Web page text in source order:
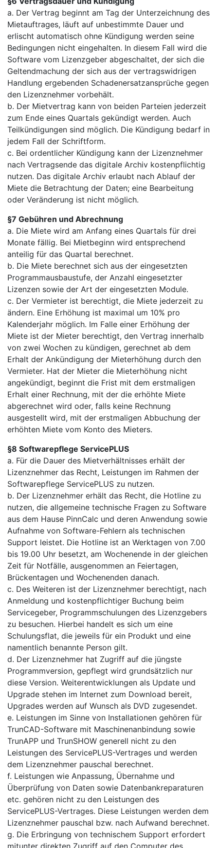
a. Der Vertrag beginnt am Tag der Unterzeichnung des
Mietauftrages, läuft auf unbestimmte Dauer und
erlischt automatisch ohne Kündigung werden seine
Bedingungen nicht eingehalten. In diesem Fall wird die
Software vom Lizenzgeber abgeschaltet, der sich die
Geltendmachung der sich aus der vertragswidrigen
Handlung ergebenden Schadenersatzansprüche gegen
den Lizenznehmer vorbehält.
b. Der Mietvertrag kann von beiden Parteien jederzeit
zum Ende eines Quartals gekündigt werden. Auch
Teilkündigungen sind möglich. Die Kündigung bedarf in
jedem Fall der Schriftform.
c. Bei ordentlicher Kündigung kann der Lizenznehmer
nach Vertragsende das digitale Archiv kostenpflichtig
nutzen. Das digitale Archiv erlaubt nach Ablauf der
Miete die Betrachtung der Daten; eine Bearbeitung
oder Veränderung ist nicht möglich.
§7 Gebühren und Abrechnung
a. Die Miete wird am Anfang eines Quartals für drei
Monate fällig. Bei Mietbeginn wird entsprechend
anteilig für das Quartal berechnet.
b. Die Miete berechnet sich aus der eingesetzten
Programmausbaustufe, der Anzahl eingesetzter
Lizenzen sowie der Art der eingesetzten Module.
c. Der Vermieter ist berechtigt, die Miete jederzeit zu
ändern. Eine Erhöhung ist maximal um 10% pro
Kalenderjahr möglich. Im Falle einer Erhöhung der
Miete ist der Mieter berechtigt, den Vertrag innerhalb
von zwei Wochen zu kündigen, gerechnet ab dem
Erhalt der Ankündigung der Mieterhöhung durch den
Vermieter. Hat der Mieter die Mieterhöhung nicht
angekündigt, beginnt die Frist mit dem erstmaligen
Erhalt einer Rechnung, mit der die erhöhte Miete
abgerechnet wird oder, falls keine Rechnung
ausgestellt wird, mit der erstmaligen Abbuchung der
erhöhten Miete vom Konto des Mieters.
§8 Softwarepflege ServicePLUS
a. Für die Dauer des Mietverhältnisses erhält der
Lizenznehmer das Recht, Leistungen im Rahmen der
Softwarepflege ServicePLUS zu nutzen.
b. Der Lizenznehmer erhält das Recht, die Hotline zu
nutzen, die allgemeine technische Fragen zu Software
aus dem Hause PinnCalc und deren Anwendung sowie
Aufnahme von Software-Fehlern als technischen
Support leistet. Die Hotline ist an Werktagen von 7.00
bis 19.00 Uhr besetzt, am Wochenende in der gleichen
Zeit für Notfälle, ausgenommen an Feiertagen,
Brückentagen und Wochenenden danach.
c. Des Weiteren ist der Lizenznehmer berechtigt, nach
Anmeldung und kostenpflichtiger Buchung beim
Servicegeber, Programmschulungen des Lizenzgebers
zu besuchen. Hierbei handelt es sich um eine
Schulungsflat, die jeweils für ein Produkt und eine
namentlich benannte Person gilt.
d. Der Lizenznehmer hat Zugriff auf die jüngste
Programmversion, gepflegt wird grundsätzlich nur
diese Version. Weiterentwicklungen als Update und
Upgrade stehen im Internet zum Download bereit,
Upgrades werden auf Wunsch als DVD zugesendet.
e. Leistungen im Sinne von Installationen gehören für
TrunCAD-Software mit Maschinenanbindung sowie
TrunAPP und TrunSHOW generell nicht zu den
Leistungen des ServicePLUS-Vertrages und werden
dem Lizenznehmer pauschal berechnet.
f. Leistungen wie Anpassung, Übernahme und
Überprüfung von Daten sowie Datenbankreparaturen
etc. gehören nicht zu den Leistungen des
ServicePLUS-Vertrages. Diese Leistungen werden dem
Lizenznehmer pauschal bzw. nach Aufwand berechnet.
g. Die Erbringung von technischem Support erfordert
mitunter direkten Zugriff auf den Computer des